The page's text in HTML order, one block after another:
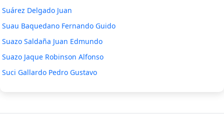
Suárez Delgado Juan
Suau Baquedano Fernando Guido
Suazo Saldaña Juan Edmundo
Suazo Jaque Robinson Alfonso
Suci Gallardo Pedro Gustavo